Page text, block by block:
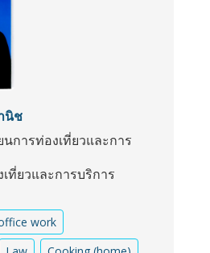
นิช
นการท่องเที่ยวและการ
ที่ยวและการบริการ
work